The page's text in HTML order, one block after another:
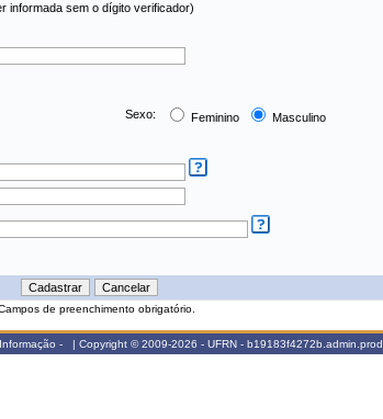
informada sem o dígito verificador)
Sexo: Feminino
Masculino
de preenchimento obrigatório.
- | Copyright © 2009-2026 - UFRN - b19183f4272b.admin.prod